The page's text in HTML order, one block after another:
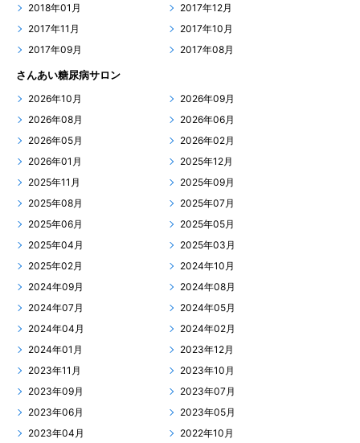
2018年01月
2017年12月
2017年11月
2017年10月
2017年09月
2017年08月
さんあい糖尿病サロン
2026年10月
2026年09月
2026年08月
2026年06月
2026年05月
2026年02月
2026年01月
2025年12月
2025年11月
2025年09月
2025年08月
2025年07月
2025年06月
2025年05月
2025年04月
2025年03月
2025年02月
2024年10月
2024年09月
2024年08月
2024年07月
2024年05月
2024年04月
2024年02月
2024年01月
2023年12月
2023年11月
2023年10月
2023年09月
2023年07月
2023年06月
2023年05月
2023年04月
2022年10月